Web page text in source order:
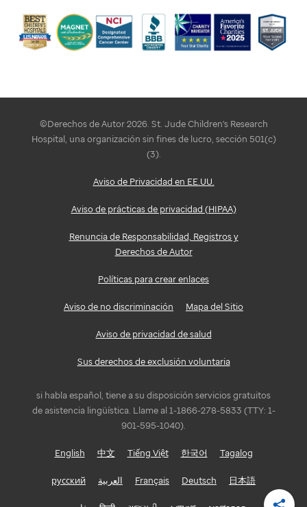
©Derechos de Autor 2026. St. Jude Children's Research
Hospital, una organización sin fines de lucro, sección 501(c)
(3).
Aviso de Privacidad en EE.UU.
Aviso de prácticas de privacidad (HIPAA)
Renuncia de Responsabilidad, Registros y
Derechos de Autor
Políticas para crear enlaces
Aviso de no discriminación Mapa del Sitio
Aviso de privacidad de salud
Sus derechos de exclusión voluntaria
si habla español, tiene a su disposición servicios gratuitos
de asistencia lingüística. Llame al 1-1866-278-5833 (TTY: 1-
901-595-1040).
English 中文 Tiếng Việt 한국어 Tagalog
русский العربية Français Deutsch 日本語